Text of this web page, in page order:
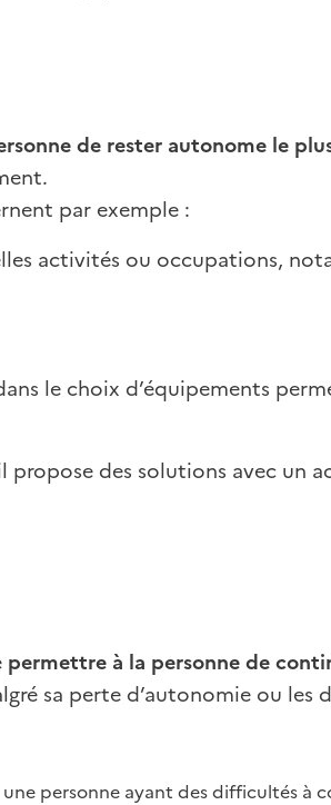
de rester autonome le
par exemple :
activités ou occupations,
le choix d’équipements
propose des solutions avec un
permettre à la personne de
sa perte d’autonomie ou les
personne ayant des difficultés à